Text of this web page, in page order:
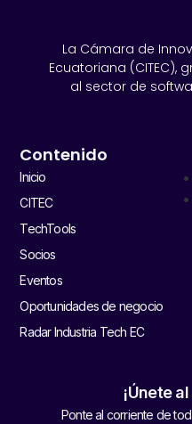
La Cámara de
Ecuatoriana (CITEC),
al sector de
Contenido
Inicio
CITEC
TechTools
Socios
Eventos
Oportunidades de negocio
Radar Industria Tech EC
¡Únete
Ponte al corriente de